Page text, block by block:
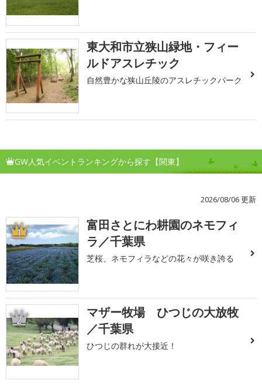
東大和市立狭山緑地・フィー
ルドアスレチック
自然豊かな狭山丘陵のアスレチックパーク
GW人気イベントランキングから探す【関東】
2026/08/06 更新
1
富田さとにわ耕園のネモフィ
ラ／千葉県
芝桜、ネモフィラなどの花々が咲き誇る
2
マザー牧場 ひつじの大放牧
／千葉県
ひつじの群れが大接近！